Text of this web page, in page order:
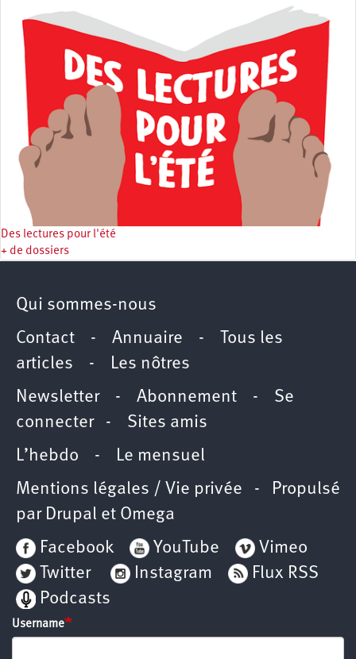
Des lectures pour l'été
+ de dossiers
Qui sommes-nous
Contact - Annuaire -
Tous les
articles - Les nôtres
Newsletter- Abonnement - Se
connecter- Sites amis
L’hebdo - Le mensuel
Mentions légales / Vie privée - Propulsé
par Drupal et Omega
Facebook
YouTube
Vimeo
Twitter
Instagram
Flux RSS
Podcasts
Username